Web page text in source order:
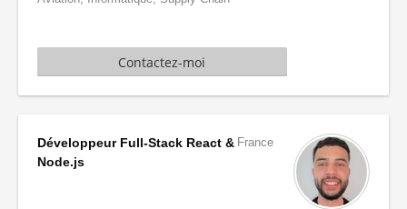
Contactez-moi
Développeur Full-Stack React &
Node.js
France